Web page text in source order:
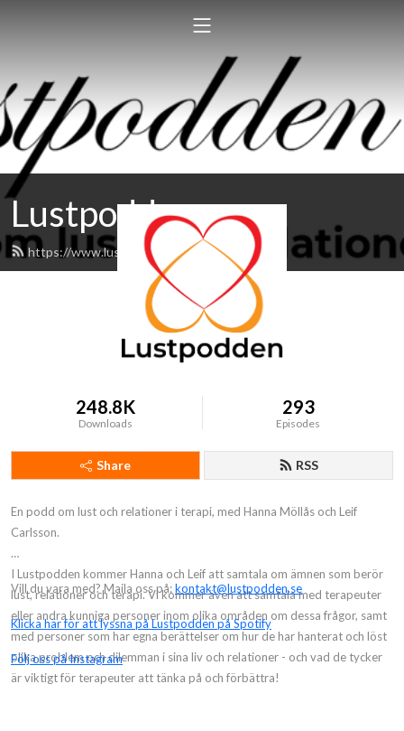
Lustpodden
https://www.lustpodden.se/feed.xml
248.8K
Downloads
293
Episodes
Share RSS
En podd om lust och relationer i terapi, med Hanna Möllås och Leif
Carlsson.
I Lustpodden kommer Hanna och Leif att samtala om ämnen som berör
lust, relationer och terapi. Vi kommer även att samtala med terapeuter
eller andra kunniga personer inom olika områden om dessa frågor, samt
med personer som har egna berättelser om hur de har hanterat och löst
olika problem och dilemman i sina liv och relationer - och vad de tycker
är viktigt för terapeuter att tänka på och förbättra!
Vill du vara med? Maila oss på:kontakt@lustpodden.se
Klicka här för att lyssna på Lustpodden på Spotify
Följ oss på Instagram